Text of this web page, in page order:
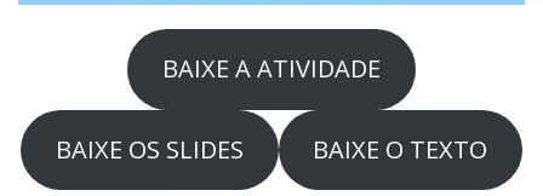
BAIXE A ATIVIDADE
BAIXE OS SLIDES BAIXE O TEXTO